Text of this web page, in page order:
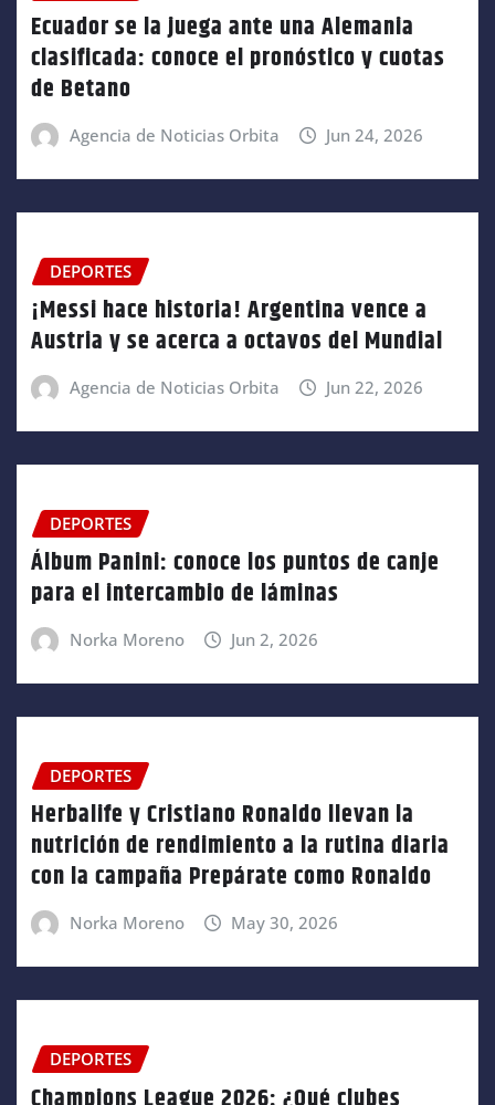
Ecuador se la juega ante una Alemania
clasificada: conoce el pronóstico y cuotas
de Betano
Agencia de Noticias Orbita Jun 24, 2026
DEPORTES
¡Messi hace historia! Argentina vence a
Austria y se acerca a octavos del Mundial
Agencia de Noticias Orbita Jun 22, 2026
DEPORTES
Álbum Panini: conoce los puntos de canje
para el intercambio de láminas
Norka Moreno Jun 2, 2026
DEPORTES
Herbalife y Cristiano Ronaldo llevan la
nutrición de rendimiento a la rutina diaria
con la campaña Prepárate como Ronaldo
Norka Moreno May 30, 2026
DEPORTES